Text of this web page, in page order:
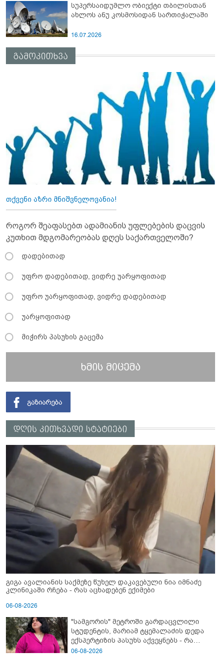
სუპერსაიდუმლო ობიექტი თბილისთან
ახლოს ანუ კოსმოსიდან სართიჭალაში
16.07.2026
გამოკითხვა
თქვენი აზრი მნიშვნელოვანია!
როგორ შეაფასებთ ადამიანის უფლებების დაცვის
კუთხით მდგომარეობას დღეს საქართველოში?
დადებითად
უფრო დადებითად, ვიდრე უარყოფითად
უფრო უარყოფითად, ვიდრე დადებითად
უარყოფითად
მიჭირს პასუხის გაცემა
ხმის მიცემა
დღის კითხვადი სტატიები
გიგა ავალიანის საქმეზე წუხელ დაკავებული ნია იმნაძე
კლინიკაში რჩება - რას აცხადებენ ექიმები
06-08-2026
"სამგორის" მეტროში გარდაცვლილი
სტუდენტის, მარიამ ტყემალაძის დედა
ექსპერტიზის პასუხს აქვეყნებს - რა
გახდა გოგონას გარდაცვალების მიზეზი?
06-08-2026